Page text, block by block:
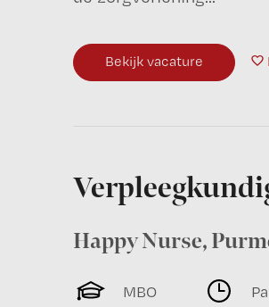
Bekijk vacature
Happy Nurse,
MBO